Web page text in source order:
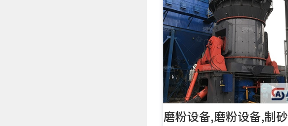
磨粉设备,磨粉设备,制